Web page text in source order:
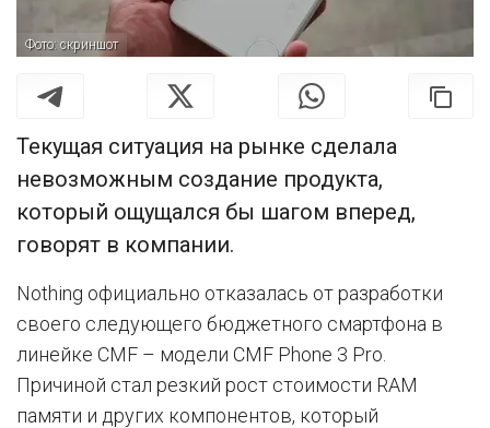
Фото: скриншот
Текущая ситуация на рынке сделала
невозможным создание продукта,
который ощущался бы шагом вперед,
говорят в компании.
Nothing официально отказалась от разработки
своего следующего бюджетного смартфона в
линейке CMF – модели CMF Phone 3 Pro.
Причиной стал резкий рост стоимости RAM
памяти и других компонентов, который